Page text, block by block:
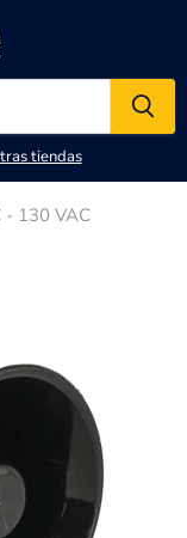
tiendas
- 130 VAC